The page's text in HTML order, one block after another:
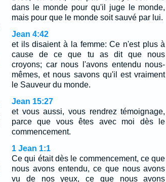
dans le monde pour qu'il juge le monde,
mais pour que le monde soit sauvé par lui.
Jean 4:42
et ils disaient à la femme: Ce n'est plus à
cause de ce que tu as dit que nous
croyons; car nous l'avons entendu nous-
mêmes, et nous savons qu'il est vraiment
le Sauveur du monde.
Jean 15:27
et vous aussi, vous rendrez témoignage,
parce que vous êtes avec moi dès le
commencement.
1 Jean 1:1
Ce qui était dès le commencement, ce que
nous avons entendu, ce que nous avons
vu de nos yeux, ce que nous avons